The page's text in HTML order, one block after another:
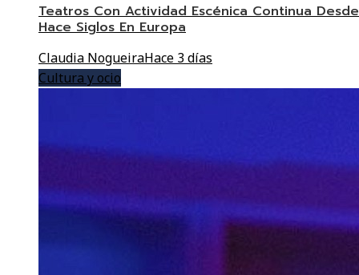
Teatros Con Actividad Escénica Continua Desde
Hace Siglos En Europa
Claudia NogueiraHace 3 días
Cultura y ocio